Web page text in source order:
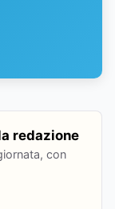
redazione
con